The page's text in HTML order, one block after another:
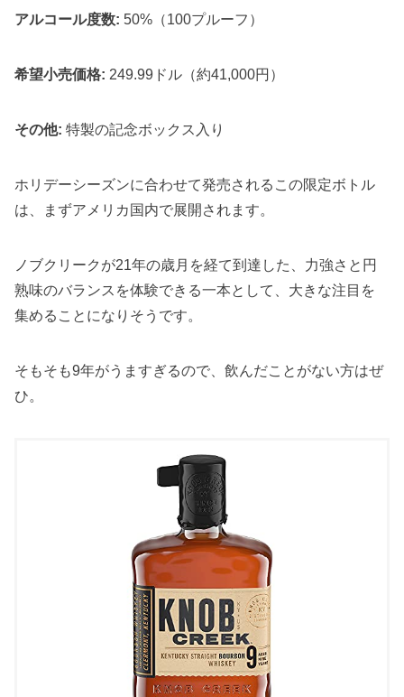
アルコール度数: 50%（100プルーフ）
希望小売価格: 249.99ドル（約41,000円）
その他: 特製の記念ボックス入り
ホリデーシーズンに合わせて発売されるこの限定ボトル
は、まずアメリカ国内で展開されます。
ノブクリークが21年の歳月を経て到達した、力強さと円
熟味のバランスを体験できる一本として、大きな注目を
集めることになりそうです。
そもそも9年がうますぎるので、飲んだことがない方はぜ
ひ。